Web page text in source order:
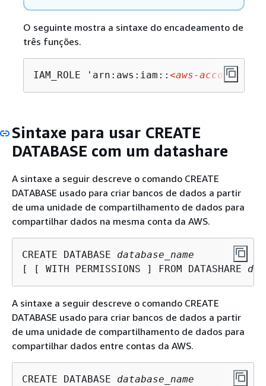
O seguinte mostra a sintaxe do encadeamento de
três funções.
IAM_ROLE 'arn:aws:iam:: <aws-account-id>
Sintaxe para usar CREATE
DATABASE com um datashare
A sintaxe a seguir descreve o comando CREATE
DATABASE usado para criar bancos de dados a partir
de uma unidade de compartilhamento de dados para
compartilhar dados na mesma conta da AWS.
CREATE DATABASE database_name
[ [ WITH PERMISSIONS ] FROM DATASHARE
A sintaxe a seguir descreve o comando CREATE
DATABASE usado para criar bancos de dados a partir
de uma unidade de compartilhamento de dados para
compartilhar dados entre contas da AWS.
CREATE DATABASE database_name